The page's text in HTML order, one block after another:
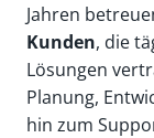
Jahren
Kunden, die
Lösungen
Planung,
hin zum